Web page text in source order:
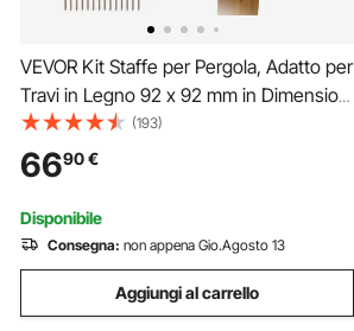
VEVOR Kit Staffe per Pergola, Adatto per
Travi in Legno 92 x 92 mm in Dimensioni
Reali, Kit di Staffe per Gazebo in Legno
Fai da Te a 3 Vie con Viti, Confezione 4,
per Banchetti per Feste all'Aperto
(193)
6690€
Disponibile
Consegna: non appena Gio.Agosto 13
Aggiungi al carrello